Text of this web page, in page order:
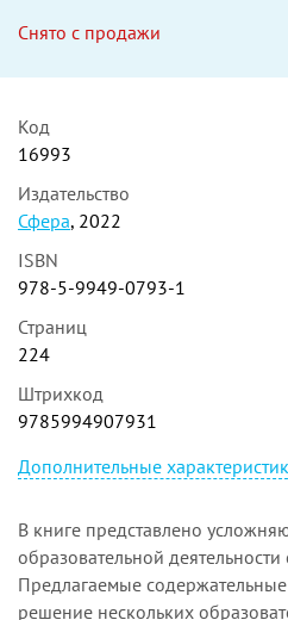
Снято с продажи
Код
16993
Издательство
Сфера, 2022
ISBN
978-5-9949-0793-1
Страниц
224
Штрихкод
9785994907931
Дополнительные
В книге представлено
образовательной
Предлагаемые
решение нескольких